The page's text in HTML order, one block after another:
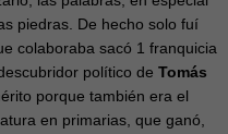
piedras. De hecho solo fuí
colaboraba sacó 1 franquicia
político de Tomás
porque también era el
en primarias, que ganó,